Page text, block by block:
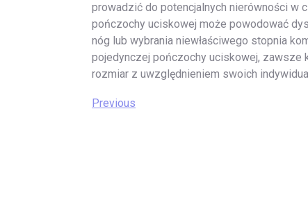
prowadzić do potencjalnych nierówności w
pończochy uciskowej może powodować
nóg lub wybrania niewłaściwego stopnia
pojedynczej pończochy uciskowej, zawsze
rozmiar z uwzględnieniem swoich
Nawigacja
Previous
Previous